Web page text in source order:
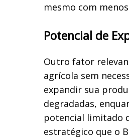
mesmo com
Potencial de
Outro fator
agrícola sem
expandir sua
degradadas,
potencial limitado
estratégico que o